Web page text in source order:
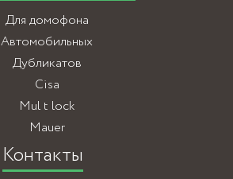
Для домофона
Автомобильных
Дубликатов
Cisa
Mul t lock
Mauer
Контакты